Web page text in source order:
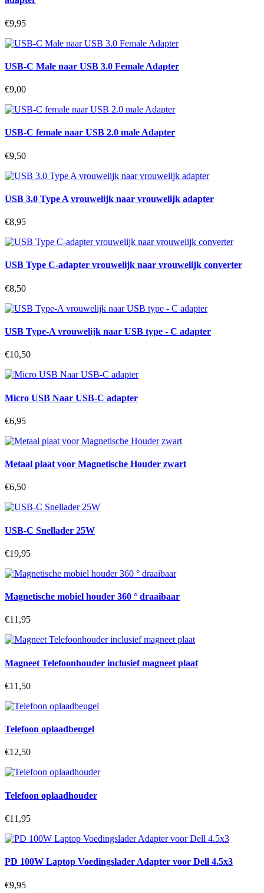
€9,95
USB-C Male naar USB 3.0 Female Adapter
€9,00
USB-C female naar USB 2.0 male Adapter
€9,50
USB 3.0 Type A vrouwelijk naar vrouwelijk adapter
€8,95
USB Type C-adapter vrouwelijk naar vrouwelijk converter
€8,50
USB Type-A vrouwelijk naar USB type - C adapter
€10,50
Micro USB Naar USB-C adapter
€6,95
Metaal plaat voor Magnetische Houder zwart
€6,50
USB-C Snellader 25W
€19,95
Magnetische mobiel houder 360 ° draaibaar
€11,95
Magneet Telefoonhouder inclusief magneet plaat
€11,50
Telefoon oplaadbeugel
€12,50
Telefoon oplaadhouder
€11,95
PD 100W Laptop Voedingslader Adapter voor Dell 4.5x3
€9,95